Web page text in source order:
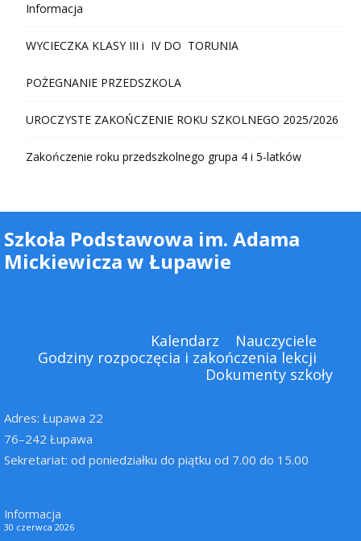
Informacja
WYCIECZKA KLASY III i IV DO TORUNIA
POŻEGNANIE PRZEDSZKOLA
UROCZYSTE ZAKOŃCZENIE ROKU SZKOLNEGO 2025/2026
Zakończenie roku przedszkolnego grupa 4 i 5-latków
Szkoła Podstawowa im. Adama
Mickiewicza w Łupawie
Kalendarz
Nauczyciele
Godziny rozpoczęcia i zakończenia lekcji
Dokumenty szkoły
Adres: Łupawa 22
76–242 Łupawa
Sekretariat: od poniedziałku do piątku od 7.00 do 15.00
Informacja
30 czerwca 2026